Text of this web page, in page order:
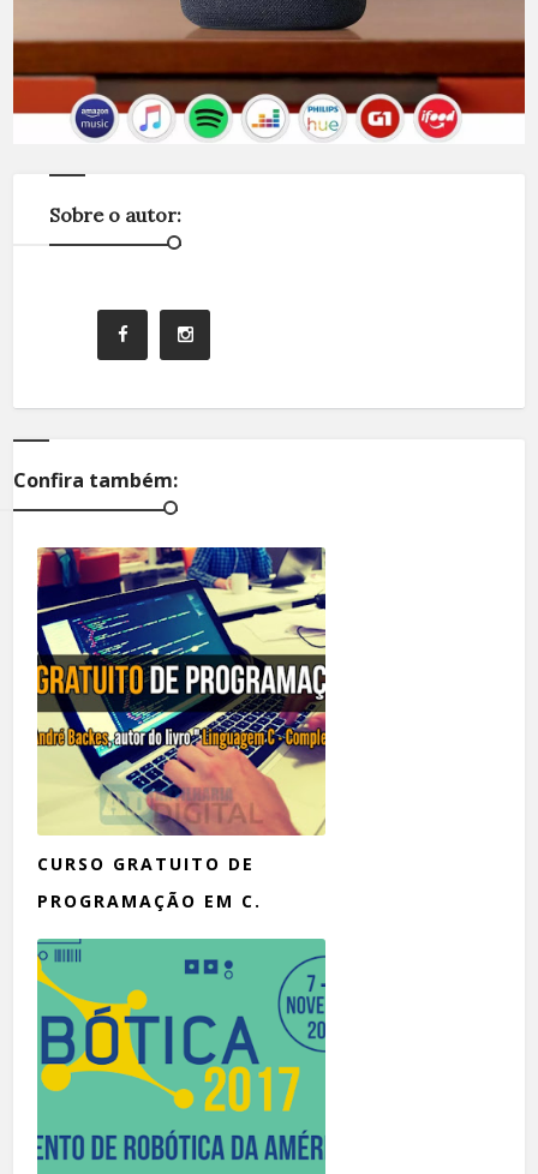
Sobre o autor:
Confira também:
CURSO GRATUITO DE
PROGRAMAÇÃO EM C.